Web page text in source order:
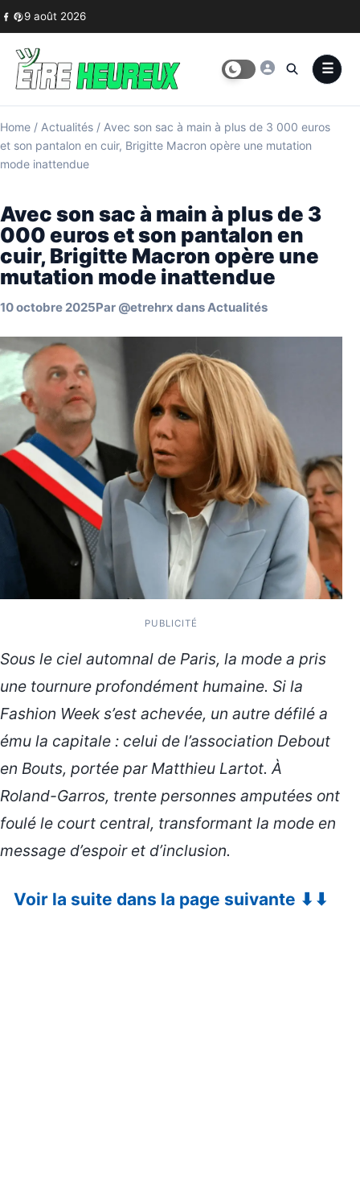
Skip to content
9 août 2026
Home / Actualités / Avec son sac à main à plus de 3 000 euros
et son pantalon en cuir, Brigitte Macron opère une mutation
mode inattendue
Avec son sac à main à plus de 3
000 euros et son pantalon en
cuir, Brigitte Macron opère une
mutation mode inattendue
10 octobre 2025Par @etrehrx dansActualités
PUBLICITÉ
Sous le ciel automnal de Paris, la mode a pris
une tournure profondément humaine. Si la
Fashion Week s’est achevée, un autre défilé a
ému la capitale : celui de l’association Debout
en Bouts, portée par Matthieu Lartot. À
Roland-Garros, trente personnes amputées ont
foulé le court central, transformant la mode en
message d’espoir et d’inclusion.
Voir la suite dans la page suivante ⬇⬇